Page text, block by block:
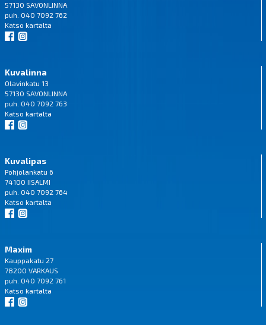
57130 SAVONLINNA
puh. 040 7092 762
Katso kartalta
Kuvalinna
Olavinkatu 13
57130 SAVONLINNA
puh. 040 7092 763
Katso kartalta
Kuvalipas
Pohjolankatu 6
74100 IISALMI
puh. 040 7092 764
Katso kartalta
Maxim
Kauppakatu 27
78200 VARKAUS
puh. 040 7092 761
Katso kartalta